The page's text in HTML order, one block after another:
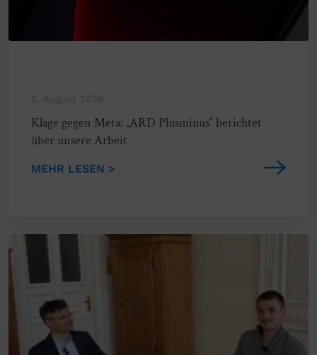
6. August 2026
Klage gegen Meta: „ARD Plusminus“ berichtet
über unsere Arbeit
MEHR LESEN >